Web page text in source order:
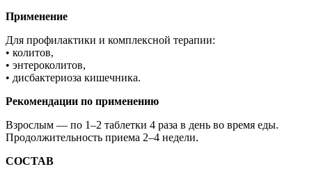
Применение
Для профилактики и комплексной терапии:
• колитов,
• энтероколитов,
• дисбактериоза кишечника.
Рекомендации по применению
Взрослым — по 1–2 таблетки 4 раза в день во время еды.
Продолжительность приема 2–4 недели.
СОСТАВ